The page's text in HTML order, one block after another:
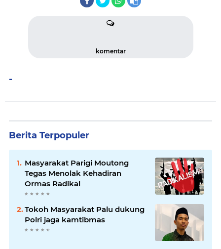
komentar
-
Berita Terpopuler
Masyarakat Parigi Moutong
Tegas Menolak Kehadiran
Ormas Radikal
Tokoh Masyarakat Palu dukung
Polri jaga kamtibmas